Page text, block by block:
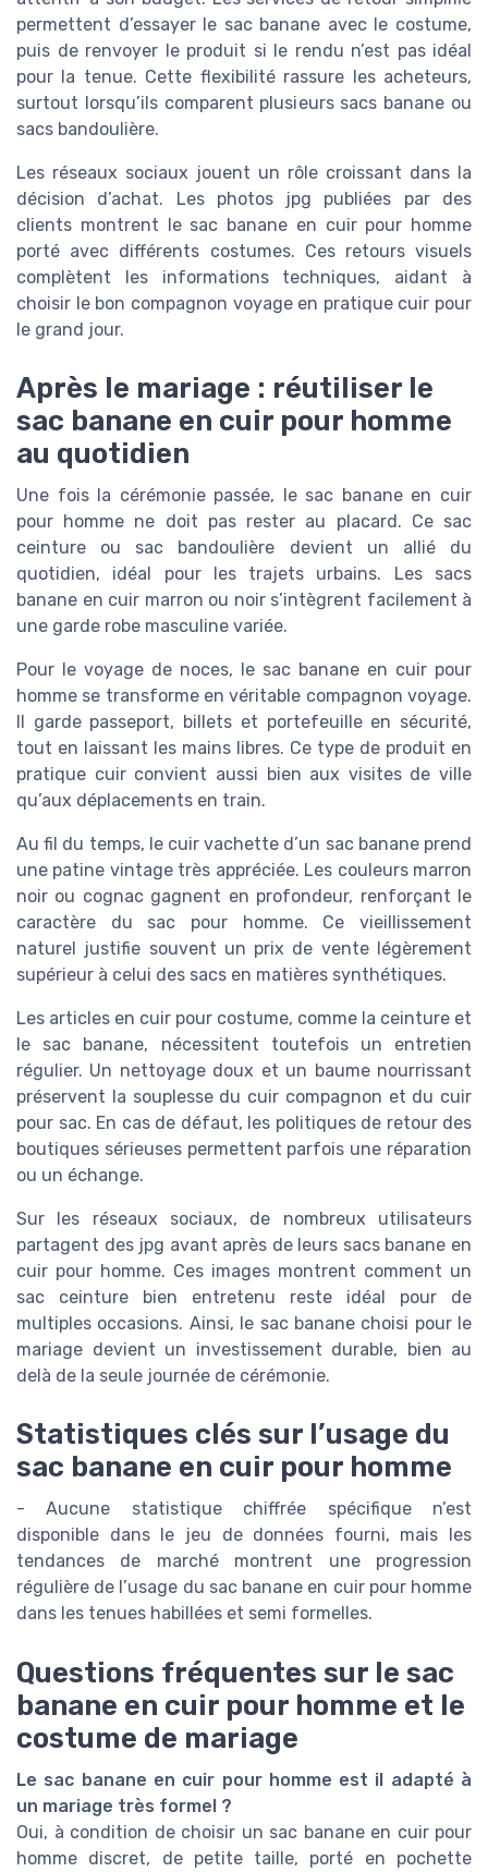
permettent d’essayer le sac banane avec le costume,
puis de renvoyer le produit si le rendu n’est pas idéal
pour la tenue. Cette flexibilité rassure les acheteurs,
surtout lorsqu’ils comparent plusieurs sacs banane ou
sacs bandoulière.
Les réseaux sociaux jouent un rôle croissant dans la
décision d’achat. Les photos jpg publiées par des
clients montrent le sac banane en cuir pour homme
porté avec différents costumes. Ces retours visuels
complètent les informations techniques, aidant à
choisir le bon compagnon voyage en pratique cuir pour
le grand jour.
Après le mariage : réutiliser le
sac banane en cuir pour homme
au quotidien
Une fois la cérémonie passée, le sac banane en cuir
pour homme ne doit pas rester au placard. Ce sac
ceinture ou sac bandoulière devient un allié du
quotidien, idéal pour les trajets urbains. Les sacs
banane en cuir marron ou noir s’intègrent facilement à
une garde robe masculine variée.
Pour le voyage de noces, le sac banane en cuir pour
homme se transforme en véritable compagnon voyage.
Il garde passeport, billets et portefeuille en sécurité,
tout en laissant les mains libres. Ce type de produit en
pratique cuir convient aussi bien aux visites de ville
qu’aux déplacements en train.
Au fil du temps, le cuir vachette d’un sac banane prend
une patine vintage très appréciée. Les couleurs marron
noir ou cognac gagnent en profondeur, renforçant le
caractère du sac pour homme. Ce vieillissement
naturel justifie souvent un prix de vente légèrement
supérieur à celui des sacs en matières synthétiques.
Les articles en cuir pour costume, comme la ceinture et
le sac banane, nécessitent toutefois un entretien
régulier. Un nettoyage doux et un baume nourrissant
préservent la souplesse du cuir compagnon et du cuir
pour sac. En cas de défaut, les politiques de retour des
boutiques sérieuses permettent parfois une réparation
ou un échange.
Sur les réseaux sociaux, de nombreux utilisateurs
partagent des jpg avant après de leurs sacs banane en
cuir pour homme. Ces images montrent comment un
sac ceinture bien entretenu reste idéal pour de
multiples occasions. Ainsi, le sac banane choisi pour le
mariage devient un investissement durable, bien au
delà de la seule journée de cérémonie.
Statistiques clés sur l’usage du
sac banane en cuir pour homme
- Aucune statistique chiffrée spécifique n’est
disponible dans le jeu de données fourni, mais les
tendances de marché montrent une progression
régulière de l’usage du sac banane en cuir pour homme
dans les tenues habillées et semi formelles.
Questions fréquentes sur le sac
banane en cuir pour homme et le
costume de mariage
Le sac banane en cuir pour homme est il adapté à
un mariage très formel ?
Oui, à condition de choisir un sac banane en cuir pour
homme discret, de petite taille, porté en pochette